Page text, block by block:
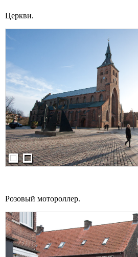
Церкви.
Розовый мотороллер.